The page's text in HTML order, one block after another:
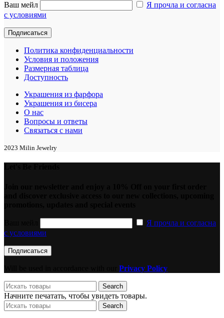
Ваш мейл
Я прочла и согласна
с условиями
Политика конфиденциальности
Условия и положения
Размерная таблица
Доступность
Украшения из фарфора
Украшения из бисера
О нас
Вопросы и ответы
Связаться с нами
2023 Milin Jewelry
Я прочла и согласна
с условиями
Privacy Policy
Search
Начните печатать, чтобы увидеть товары.
Search